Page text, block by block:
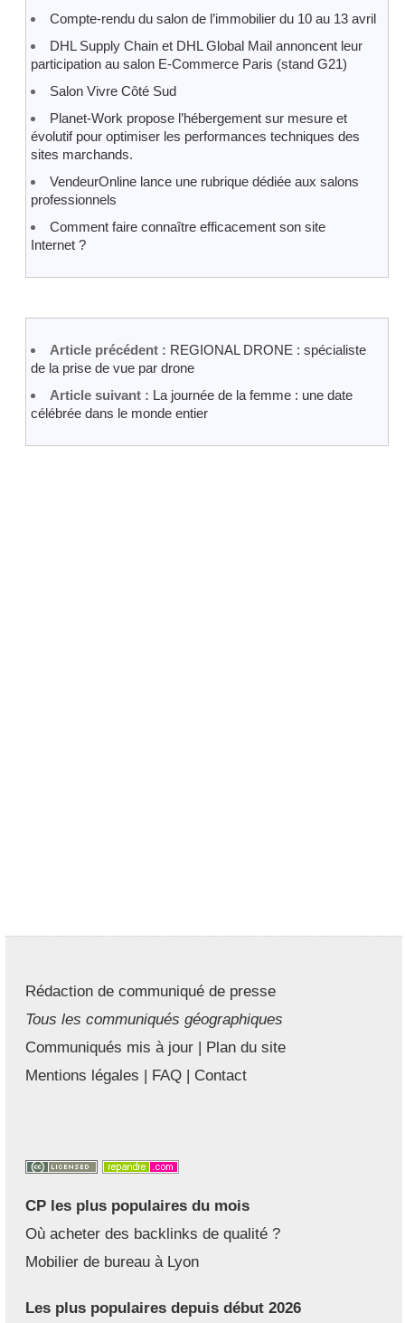
Compte-rendu du salon de l’immobilier du 10 au 13 avril
DHL Supply Chain et DHL Global Mail annoncent leur
participation au salon E-Commerce Paris (stand G21)
Salon Vivre Côté Sud
Planet-Work propose l’hébergement sur mesure et
évolutif pour optimiser les performances techniques des
sites marchands.
VendeurOnline lance une rubrique dédiée aux salons
professionnels
Comment faire connaître efficacement son site
Internet ?
Article précédent : REGIONAL DRONE : spécialiste
de la prise de vue par drone
Article suivant : La journée de la femme : une date
célébrée dans le monde entier
Rédaction de communiqué de presse
Tous les communiqués géographiques
Communiqués mis à jour | Plan du site
Mentions légales | FAQ | Contact
CP les plus populaires du mois
Où acheter des backlinks de qualité ?
Mobilier de bureau à Lyon
Les plus populaires depuis début 2026